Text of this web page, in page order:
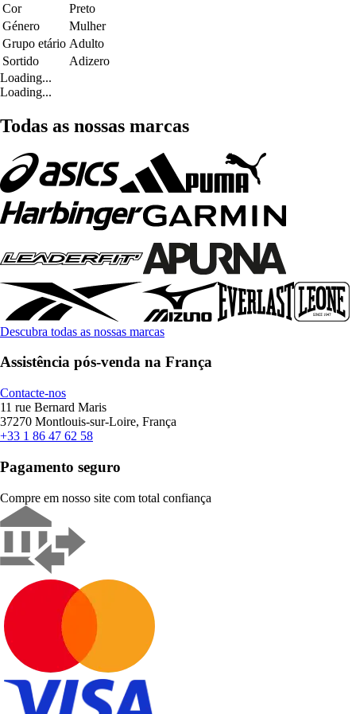
Cor
Preto
Género
Mulher
Grupo etário Adulto
Sortido
Adizero
Loading...
Loading...
Todas as nossas marcas
Descubra todas as nossas marcas
Assistência pós-venda na França
Contacte-nos
11 rue Bernard Maris
37270 Montlouis-sur-Loire, França
+33 1 86 47 62 58
Pagamento seguro
Compre em nosso site com total confiança